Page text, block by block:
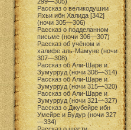
Рассказ о великодушии
Яхьи ибн Халида [342]
(ночи 305—306)
Рассказ о подделанном
письме (ночи 306—307)
Рассказ об учёном и
халифе аль-Мамуне (ночи
307—308)
Рассказ об Али-Шаре и
Зумурруд (ночи 308—314)
Рассказ об Али-Шаре и
Зумурруд (ночи 315—320)
Рассказ об Али-Шаре и
Зумурруд (ночи 321—327)
Рассказ о Джубейре ибн
Умейре и Будур (ночи 327
—334)